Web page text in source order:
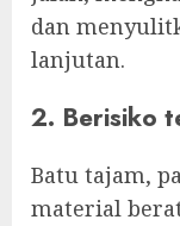
dan
lanjutan.
2. Berisiko
Batu tajam,
material